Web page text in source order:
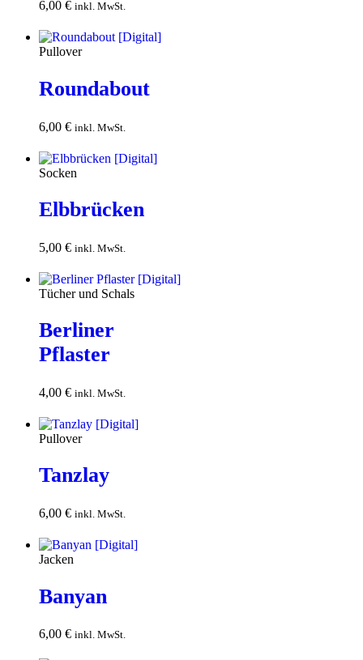
6,00 € inkl. MwSt.
Pullover
Roundabout
6,00 € inkl. MwSt.
Socken
Elbbrücken
5,00 € inkl. MwSt.
Tücher und Schals
Berliner
Pflaster
4,00 € inkl. MwSt.
Pullover
Tanzlay
6,00 € inkl. MwSt.
Jacken
Banyan
6,00 € inkl. MwSt.